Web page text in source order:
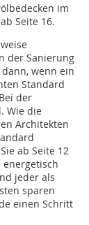
im
Seite 16.
der Sanierung
wenn ein
Standard
der
Wie die
Architekten
ab Seite 12
energetisch
jeder als
sparen
einen Schritt